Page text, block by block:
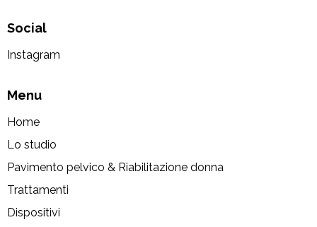
Social
Instagram
Menu
Home
Lo studio
Pavimento pelvico & Riabilitazione donna
Trattamenti
Dispositivi